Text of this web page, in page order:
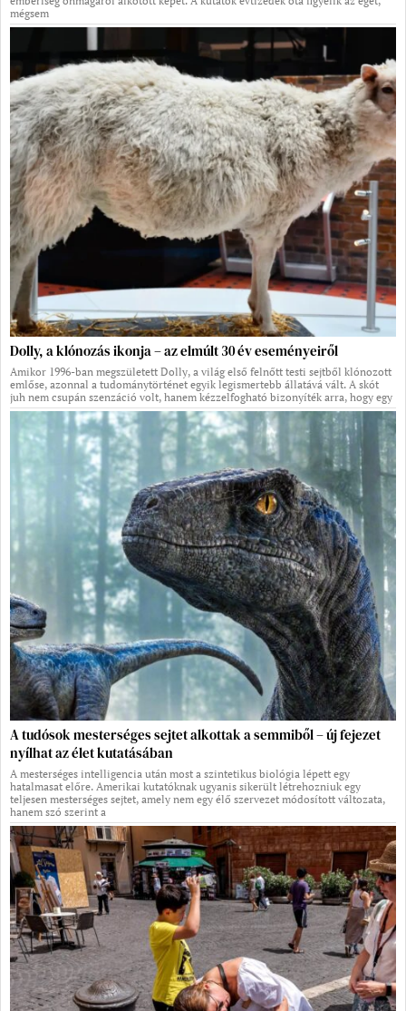
mégsem
Dolly, a klónozás ikonja – az elmúlt 30 év eseményeiről
Amikor 1996-ban megszületett Dolly, a világ első felnőtt testi sejtből klónozott
emlőse, azonnal a tudománytörténet egyik legismertebb állatává vált. A skót
juh nem csupán szenzáció volt, hanem kézzelfogható bizonyíték arra, hogy egy
A tudósok mesterséges sejtet alkottak a semmiből – új fejezet
nyílhat az élet kutatásában
A mesterséges intelligencia után most a szintetikus biológia lépett egy
hatalmasat előre. Amerikai kutatóknak ugyanis sikerült létrehozniuk egy
teljesen mesterséges sejtet, amely nem egy élő szervezet módosított változata,
hanem szó szerint a